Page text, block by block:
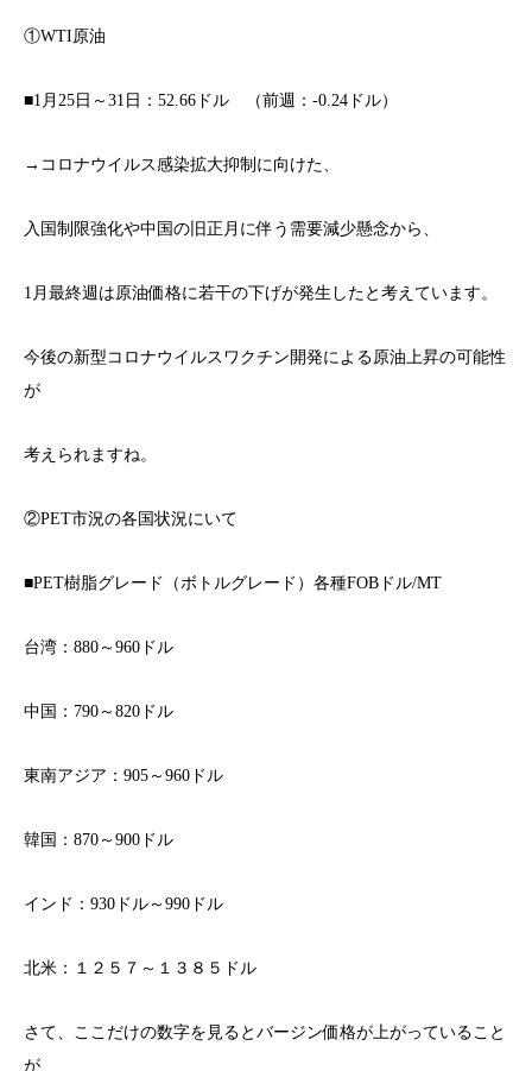
①WTI原油
■1月25日～31日：52.66ドル （前週：-0.24ドル）
→コロナウイルス感染拡大抑制に向けた、
入国制限強化や中国の旧正月に伴う需要減少懸念から、
1月最終週は原油価格に若干の下げが発生したと考えています。
今後の新型コロナウイルスワクチン開発による原油上昇の可能性
が
考えられますね。
②PET市況の各国状況にいて
■PET樹脂グレード（ボトルグレード）各種FOBドル/MT
台湾：880～960ドル
中国：790～820ドル
東南アジア：905～960ドル
韓国：870～900ドル
インド：930ドル～990ドル
北米：１２５７～１３８５ドル
さて、ここだけの数字を見るとバージン価格が上がっていること
が